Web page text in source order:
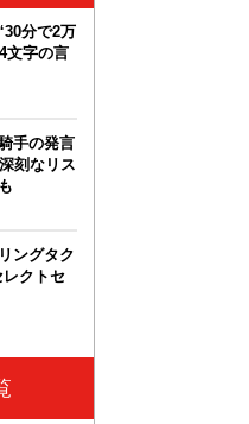
分で2万
文字の言
手の発言
刻なリス
ングタク
クトセ